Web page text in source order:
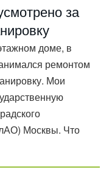
за
доме, в
ремонтом
Мои
Москвы. Что